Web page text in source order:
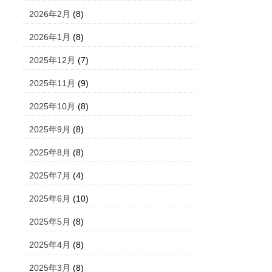
2026年2月 (8)
2026年1月 (8)
2025年12月 (7)
2025年11月 (9)
2025年10月 (8)
2025年9月 (8)
2025年8月 (8)
2025年7月 (4)
2025年6月 (10)
2025年5月 (8)
2025年4月 (8)
2025年3月 (8)